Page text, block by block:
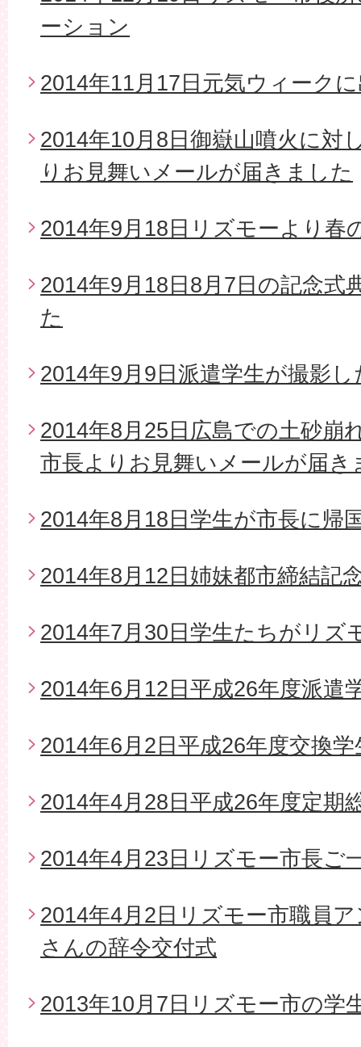
ーション
2014年11月17日元気ウィーク
2014年10月8日御嶽山噴火に対
りお見舞いメールが届きました
2014年9月18日リズモーより春
2014年9月18日8月7日の記念式
た
2014年9月9日派遣学生が撮影し
2014年8月25日広島での土砂崩
市長よりお見舞いメールが届き
2014年8月18日学生が市長に帰
2014年8月12日姉妹都市締結記
2014年7月30日学生たちがリズ
2014年6月12日平成26年度派遣
2014年6月2日平成26年度交換
2014年4月28日平成26年度定期
2014年4月23日リズモー市長ご
2014年4月2日リズモー市職員
さんの辞令交付式
2013年10月7日リズモー市の学